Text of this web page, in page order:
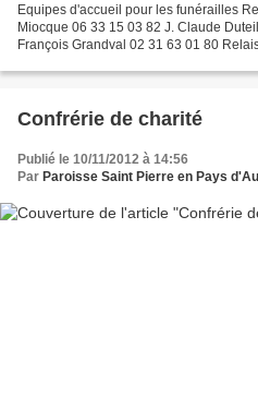
Equipes d'accueil pour les funérailles
Miocque 06 33 15 03 82 J. Claude
François Grandval 02 31 63 01 80
Confrérie de charité
Publié le 10/11/2012 à 14:56
Par Paroisse Saint Pierre en Pays